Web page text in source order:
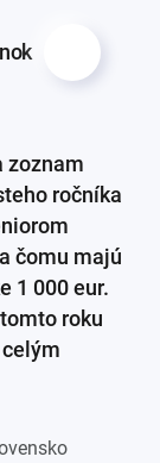
zoznam
ročníka
čomu majú
1 000 eur.
roku